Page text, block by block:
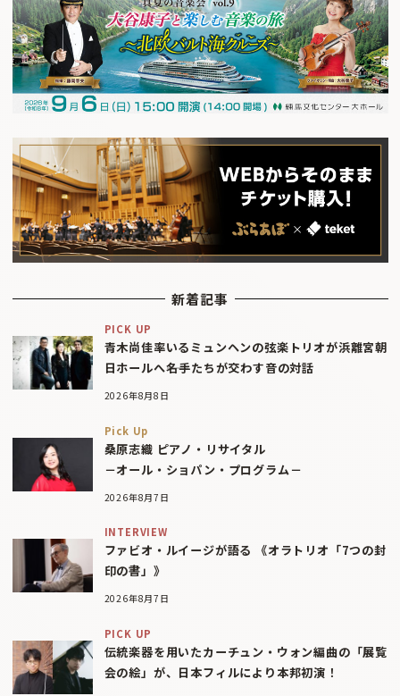
新着記事
PICK UP
青木尚佳率いるミュンヘンの弦楽トリオが浜離宮朝
日ホールへ――名手たちが交わす音の対話
2026年8月8日
Pick Up
桑原志織 ピアノ・リサイタル
－オール・ショパン・プログラム－
2026年8月7日
INTERVIEW
ファビオ・ルイージが語る 《オラトリオ「7つの封
印の書」》
2026年8月7日
PICK UP
伝統楽器を用いたカーチュン・ウォン編曲の「展覧
会の絵」が、日本フィルにより本邦初演！